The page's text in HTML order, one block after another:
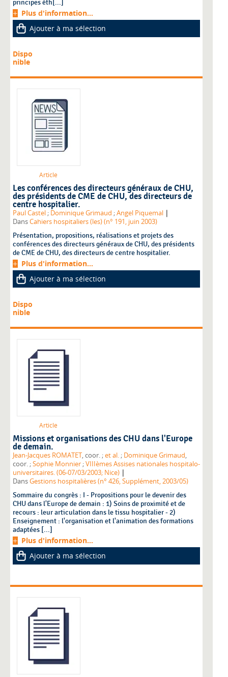
principes éth[...]
Plus d'information...
Ajouter à ma sélection
Dispo
nible
Article
Les conférences des directeurs généraux de CHU,
des présidents de CME de CHU, des directeurs de
centre hospitalier.
Paul Castel ; Dominique Grimaud ;Angel Piquemal |
DansCahiers hospitaliers (les) (n° 191, juin 2003)
Présentation, propositions, réalisations et projets des
conférences des directeurs généraux de CHU, des présidents
de CME de CHU, des directeurs de centre hospitalier.
Plus d'information...
Ajouter à ma sélection
Dispo
nible
Article
Missions et organisations des CHU dans l'Europe
de demain.
Jean-Jacques ROMATET , coor. ;et al. ; Dominique Grimaud,
coor. ;Sophie Monnier ;VIIIèmes Assises nationales hospitalo-
universitaires. (06-07/03/2003; Nice) |
DansGestions hospitalières (n° 426, Supplément, 2003/05)
Sommaire du congrès : I - Propositions pour le devenir des
CHU dans l'Europe de demain : 1) Soins de proximité et de
recours : leur articulation dans le tissu hospitalier - 2)
Enseignement : l'organisation et l'animation des formations
adaptées [...]
Plus d'information...
Ajouter à ma sélection